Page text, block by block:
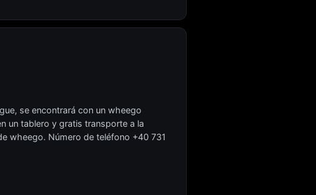
se encontrará con un wheego
un tablero y gratis transporte a la
wheego. Número de teléfono +40 731